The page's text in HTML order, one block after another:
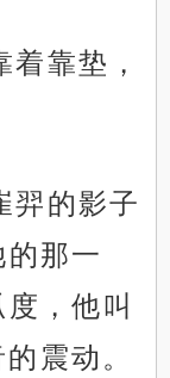
靠垫，
羿的影子
那一
，他叫
震动。